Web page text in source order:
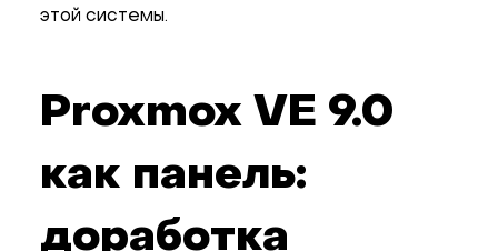
этой системы.
Proxmox VE 9.0
как панель:
доработка